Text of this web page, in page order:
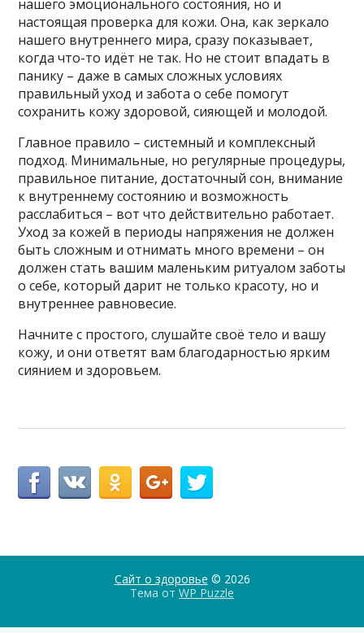
нашего эмоционального состояния, но и
настоящая проверка для кожи. Она, как зеркало
нашего внутреннего мира, сразу показывает,
когда что-то идёт не так. Но не стоит впадать в
панику – даже в самых сложных условиях
правильный уход и забота о себе помогут
сохранить кожу здоровой, сияющей и молодой.
Главное правило – системный и комплексный
подход. Минимальные, но регулярные процедуры,
правильное питание, достаточный сон, внимание
к внутреннему состоянию и возможность
расслабиться – вот что действительно работает.
Уход за кожей в периоды напряжения не должен
быть сложным и отнимать много времени – он
должен стать вашим маленьким ритуалом заботы
о себе, который дарит не только красоту, но и
внутреннее равновесие.
Начните с простого, слушайте своё тело и вашу
кожу, и они ответят вам благодарностью ярким
сиянием и здоровьем.
Сайт о здоровье © 2026
Тема от WP Puzzle